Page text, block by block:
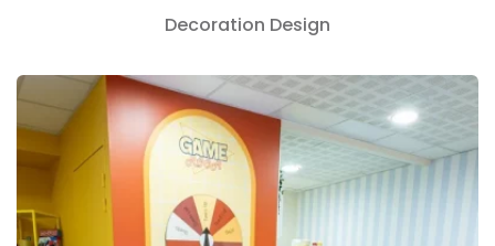
Decoration Design